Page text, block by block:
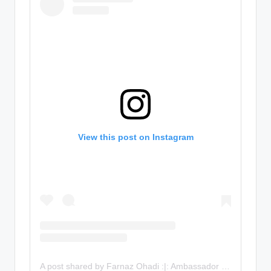
View this post on Instagram